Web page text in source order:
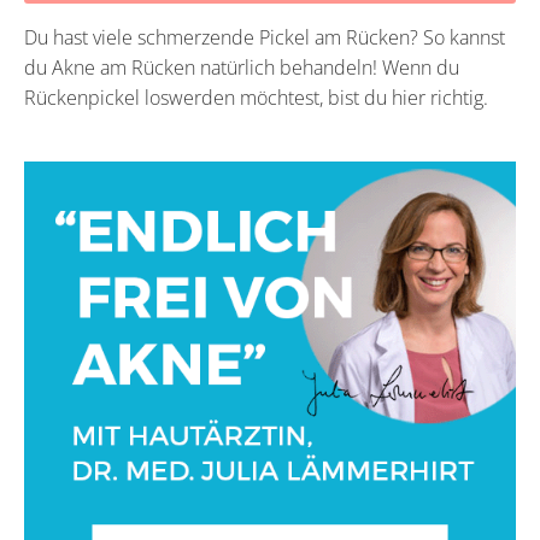
Du hast viele schmerzende Pickel am Rücken? So kannst
du Akne am Rücken natürlich behandeln! Wenn du
Rückenpickel loswerden möchtest, bist du hier richtig.